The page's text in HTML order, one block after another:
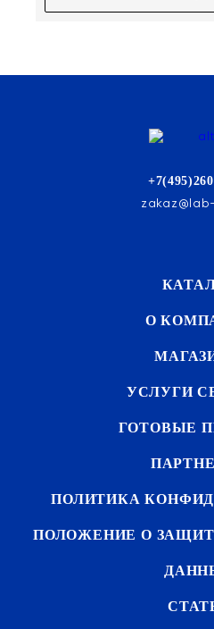
О
УСЛУГИ
ГОТОВЫЕ
ПОЛИТИКА
ПОЛОЖЕНИЕ О